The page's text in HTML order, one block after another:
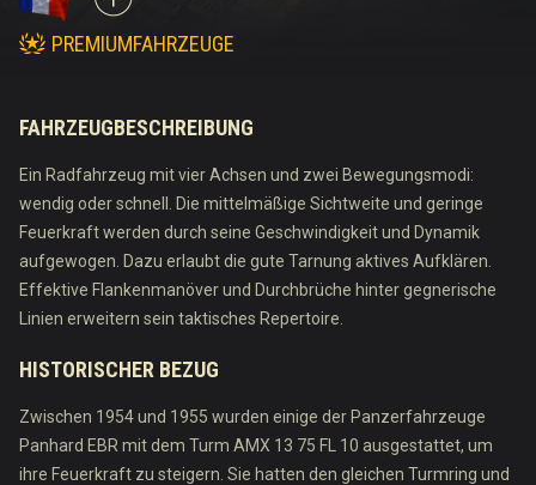
PREMIUMFAHRZEUGE
FAHRZEUGBESCHREIBUNG
Ein Radfahrzeug mit vier Achsen und zwei Bewegungsmodi:
wendig oder schnell. Die mittelmäßige Sichtweite und geringe
Feuerkraft werden durch seine Geschwindigkeit und Dynamik
aufgewogen. Dazu erlaubt die gute Tarnung aktives Aufklären.
Effektive Flankenmanöver und Durchbrüche hinter gegnerische
Linien erweitern sein taktisches Repertoire.
HISTORISCHER BEZUG
Zwischen 1954 und 1955 wurden einige der Panzerfahrzeuge
Panhard EBR mit dem Turm AMX 13 75 FL 10 ausgestattet, um
ihre Feuerkraft zu steigern. Sie hatten den gleichen Turmring und